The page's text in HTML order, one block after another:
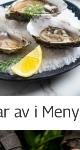
av i Meny